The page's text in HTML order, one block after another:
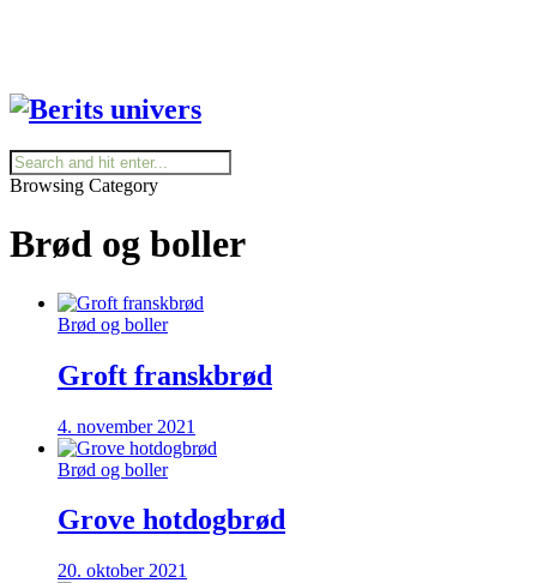
Browsing Category
Brød og boller
Brød og boller
Groft franskbrød
4. november 2021
Brød og boller
Grove hotdogbrød
20. oktober 2021